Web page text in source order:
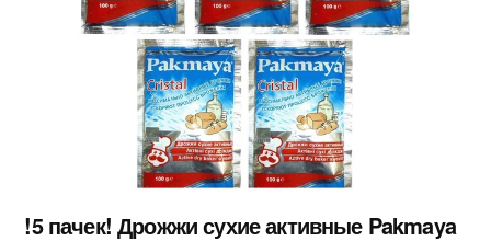
!5 пачек! Дрожжи сухие активные Pakmaya